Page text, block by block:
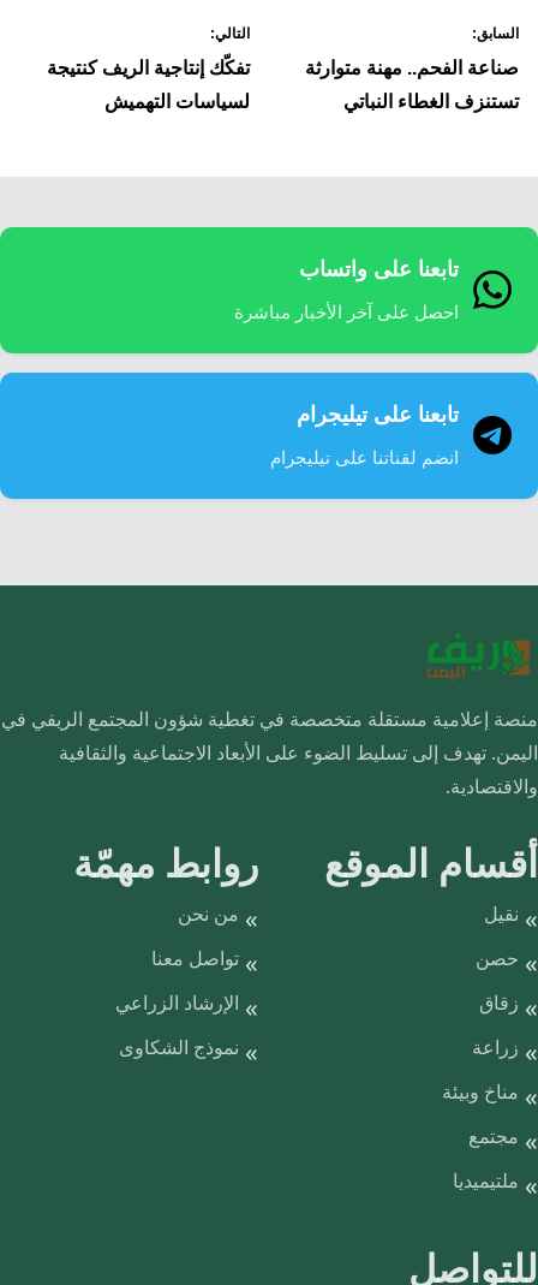
المقالات
السابق:
صناعة الفحم.. مهنة متوارثة
تستنزف الغطاء النباتي
التالي:
تفكّك إنتاجية الريف كنتيجة
لسياسات التهميش
تابعنا على واتساب
احصل على آخر الأخبار مباشرة
تابعنا على تيليجرام
انضم لقناتنا على تيليجرام
منصة إعلامية مستقلة متخصصة في تغطية شؤون المجتمع الريفي في
اليمن. تهدف إلى تسليط الضوء على الأبعاد الاجتماعية والثقافية
والاقتصادية.
أقسام الموقع
نقيل
حصن
زقاق
زراعة
مناخ وبيئة
مجتمع
ملتيميديا
روابط مهمّة
من نحن
تواصل معنا
الإرشاد الزراعي
نموذج الشكاوى
للتواصل